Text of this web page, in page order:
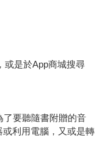
或是於App商城搜尋
了要聽隨書附贈的音
利用電腦，又或是轉